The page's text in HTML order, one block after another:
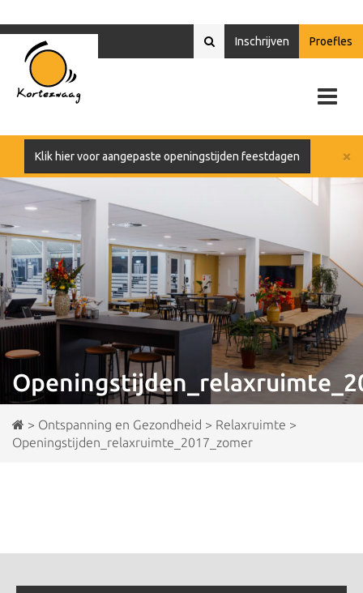
Inschrijven Proefles
×
Klik hier voor aangepaste openingstijden feestdagen
> Ontspanning en Gezondheid > Relaxruimte >
Openingstijden_relaxruimte_2017_zomer